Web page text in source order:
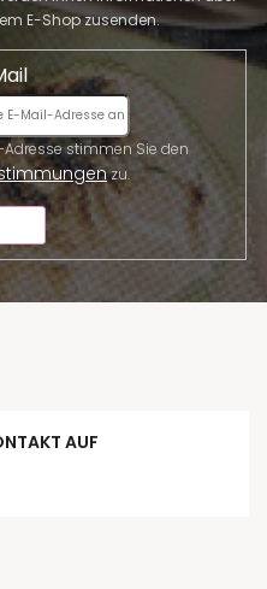
E-Shop zusenden.
zu.
AUF